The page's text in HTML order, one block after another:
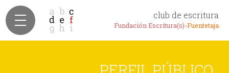
club de escritura
Fundación Escritura(s)-Fuentetaja